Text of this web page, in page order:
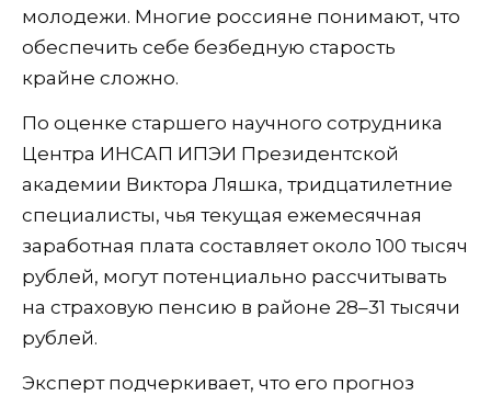
молодежи. Многие россияне понимают, что
обеспечить себе безбедную старость
крайне сложно.
По оценке старшего научного сотрудника
Центра ИНСАП ИПЭИ Президентской
академии Виктора Ляшка, тридцатилетние
специалисты, чья текущая ежемесячная
заработная плата составляет около 100 тысяч
рублей, могут потенциально рассчитывать
на страховую пенсию в районе 28–31 тысячи
рублей.
Эксперт подчеркивает, что его прогноз